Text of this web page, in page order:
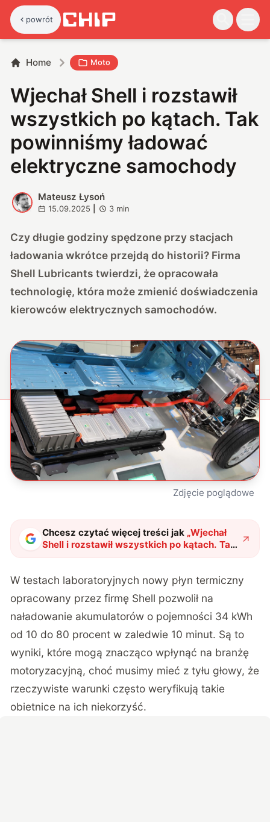
powrót
Home Moto
Wjechał Shell i rozstawił
wszystkich po kątach. Tak
powinniśmy ładować
elektryczne samochody
M
Mateusz Łysoń
15.09.2025 3 min
Czy długie godziny spędzone przy stacjach
ładowania wkrótce przejdą do historii? Firma
Shell Lubricants twierdzi, że opracowała
technologię, która może zmienić doświadczenia
kierowców elektrycznych samochodów.
Zdjęcie poglądowe
Chcesz czytać więcej treści jak „Wjechał
Shell i rozstawił wszystkich po kątach. Tak
powinniśmy ładować elektryczne
W testach laboratoryjnych nowy płyn termiczny
opracowany przez firmę Shell pozwolił na
naładowanie akumulatorów o pojemności 34 kWh
od 10 do 80 procent w zaledwie 10 minut. Są to
wyniki, które mogą znacząco wpłynąć na branżę
motoryzacyjną, choć musimy mieć z tyłu głowy, że
rzeczywiste warunki często weryfikują takie
obietnice na ich niekorzyść.